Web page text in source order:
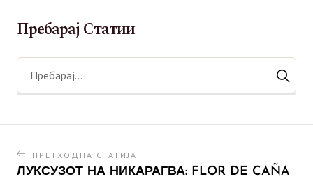
Пребарај Статии
ПРЕТХОДНА СТАТИЈА
ЛУКСУЗОТ НА НИКАРАГВА: FLOR DE CAÑA